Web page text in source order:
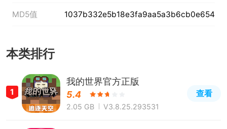
MD5值 1037b332e5b18e3fa9aa5a3b6cb0e654
本类排行
1
我的世界官方正版
5.4
2.05 GB V3.8.25.293531
查看